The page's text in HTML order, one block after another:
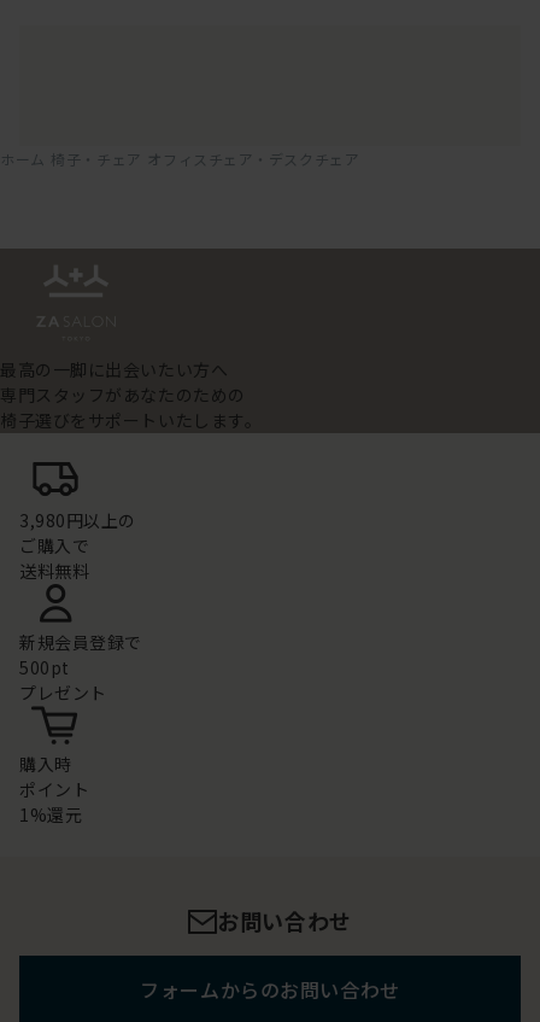
ホーム 椅子・チェア オフィスチェア・デスクチェア
最高の一脚に出会いたい方へ
専門スタッフがあなたのための
椅子選びをサポートいたします。
3,980円以上の
ご購入で
送料無料
新規会員登録で
500pt
プレゼント
購入時
ポイント
1%還元
お問い合わせ
フォームからのお問い合わせ